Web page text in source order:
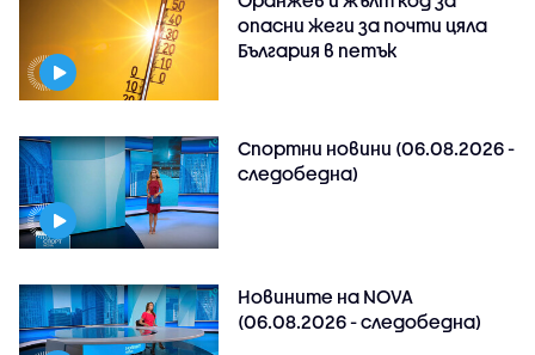
опасни жеги за почти цяла
България в петък
Спортни новини (06.08.2026 -
следобедна)
Новините на NOVA
(06.08.2026 - следобедна)